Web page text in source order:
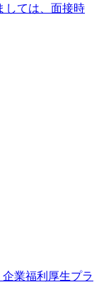
しては、面接時
業福利厚生プラ